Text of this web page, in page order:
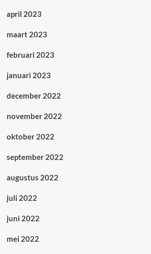
april 2023
maart 2023
februari 2023
januari 2023
december 2022
november 2022
oktober 2022
september 2022
augustus 2022
juli 2022
juni 2022
mei 2022